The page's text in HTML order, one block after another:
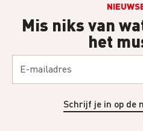
Mis niks van
het